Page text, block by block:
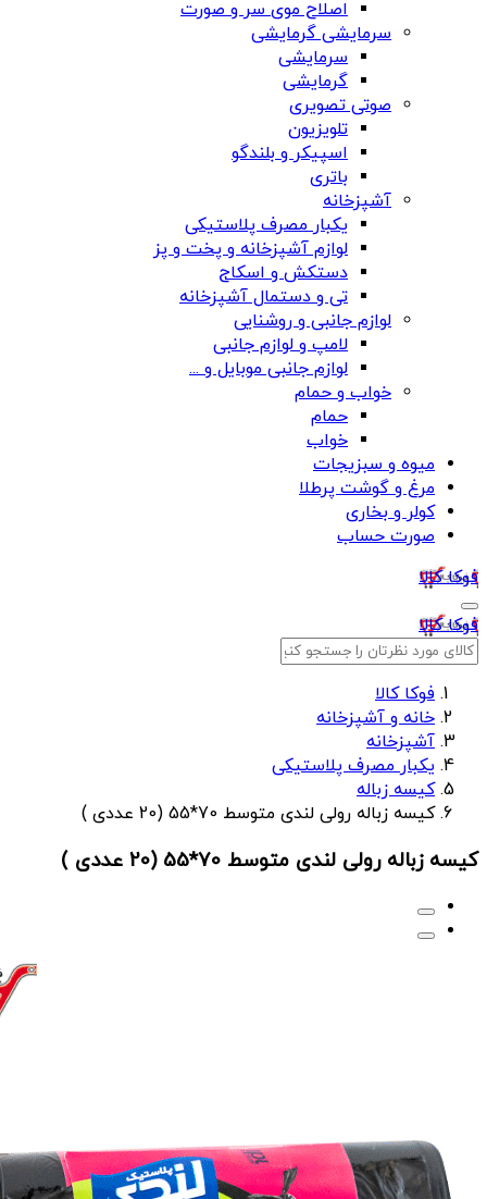
اصلاح موی سر و صورت
سرمایشی گرمایشی
سرمایشی
گرمایشی
صوتی تصویری
تلویزیون
اسپیکر و بلندگو
باتری
آشپزخانه
یکبار مصرف پلاستیکی
لوازم آشپزخانه و پخت و پز
دستکش و اسکاج
تی و دستمال آشپزخانه
لوازم جانبی و روشنایی
لامپ و لوازم جانبی
لوازم جانبی موبایل و ...
خواب و حمام
حمام
خواب
میوه و سبزیجات
مرغ و گوشت پرطلا
کولر و بخاری
صورت حساب
فوکا کالا
فوکا کالا
فوکا کالا
خانه و آشپزخانه
آشپزخانه
یکبار مصرف پلاستیکی
کیسه زباله
کیسه زباله رولی لندی متوسط 70*55 (20 عددی )
کیسه زباله رولی لندی متوسط 70*55 (20 عددی )